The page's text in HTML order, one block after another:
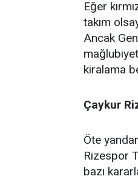
Eğer
takım
Ancak
kiralama
Çaykur
Öte
Rizespor
bazı